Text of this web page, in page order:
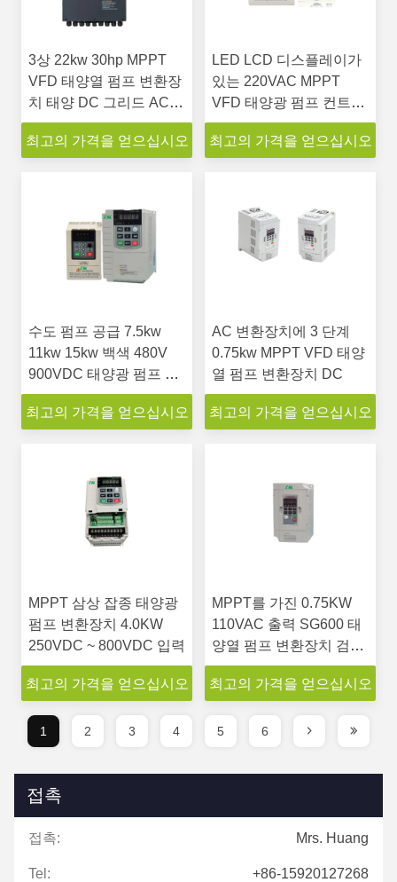
3상 22kw 30hp MPPT
VFD 태양열 펌프 변환장
치 태양 DC 그리드 AC
입력
최고의 가격을 얻으십시오
LED LCD 디스플레이가
있는 220VAC MPPT
VFD 태양광 펌프 컨트롤
러 2.2kw
최고의 가격을 얻으십시오
수도 펌프 공급 7.5kw
11kw 15kw 백색 480V
900VDC 태양광 펌프 변
환장치
최고의 가격을 얻으십시오
AC 변환장치에 3 단계
0.75kw MPPT VFD 태양
열 펌프 변환장치 DC
최고의 가격을 얻으십시오
MPPT 삼상 잡종 태양광
펌프 변환장치 4.0KW
250VDC ~ 800VDC 입력
최고의 가격을 얻으십시오
MPPT를 가진 0.75KW
110VAC 출력 SG600 태
양열 펌프 변환장치 검정
포탄
최고의 가격을 얻으십시오
1 2 3 4 5 6
접촉
접촉: Mrs. Huang
Tel: +86-15920127268